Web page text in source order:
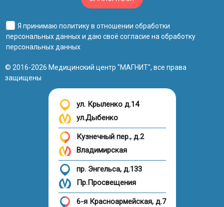
Я принимаю политику в отношении обработки
персональных данныхи даю своё согласие на обработку
персональных данных
© 2016-2026 Медицинский центр "МАГНИТ", все права
защищены
ул. Крыленко д.14
ул.Дыбенко
Кузнечный пер., д.2
Владимирская
пр. Энгельса, д.133
Пр.Просвещения
6-я Красноармейская, д.7